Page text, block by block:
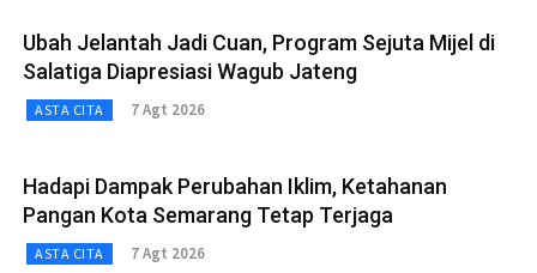
Ubah Jelantah Jadi Cuan, Program Sejuta Mijel di
Salatiga Diapresiasi Wagub Jateng
ASTA CITA 7 Agt 2026
Hadapi Dampak Perubahan Iklim, Ketahanan
Pangan Kota Semarang Tetap Terjaga
ASTA CITA 7 Agt 2026